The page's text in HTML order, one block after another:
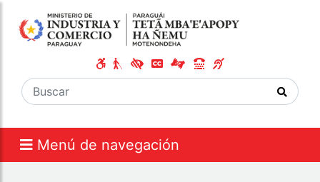
Menú de navegación